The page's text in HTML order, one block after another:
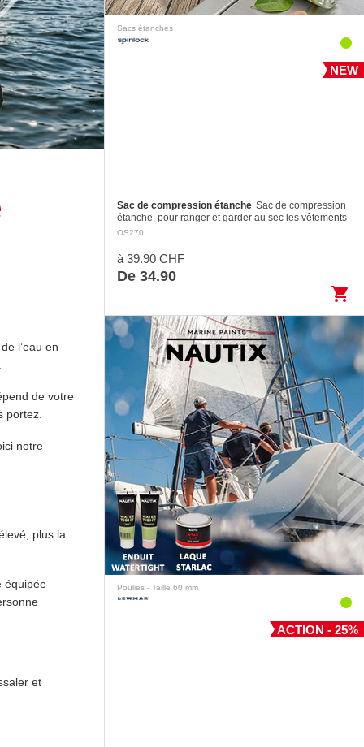
l’eau en
de votre
portez.
notre
plus la
équipée
et
Sacs étanches
NEW
Sac de compression étanche Sac de compression
étanche, pour ranger et garder au sec les vêtements
dans un sac de voyage. Léger et polyvalent, avec
OS270
à 39.90 CHF
De 34.90
shopping_cart
Poulies - Taille 60 mm
ACTION - 25%